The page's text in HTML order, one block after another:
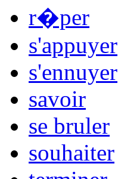
r�per
s'appuyer
s'ennuyer
savoir
se bruler
souhaiter